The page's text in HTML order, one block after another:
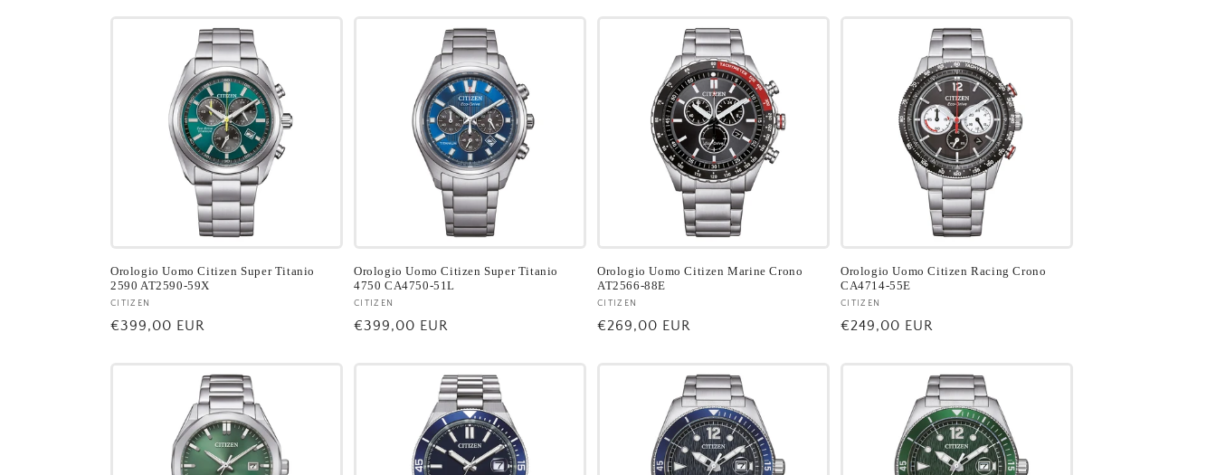
Orologio Uomo Citizen Super Titanio
2590 AT2590-59X
Fornitore:
CITIZEN
Prezzo
€399,00 EUR
Orologio Uomo Citizen Super Titanio
4750 CA4750-51L
Fornitore:
CITIZEN
Prezzo
€399,00 EUR
Orologio Uomo Citizen Marine Crono
AT2566-88E
Fornitore:
CITIZEN
Prezzo
€269,00 EUR
Orologio Uomo Citizen Racing Crono
CA4714-55E
Fornitore:
CITIZEN
Prezzo
€249,00 EUR